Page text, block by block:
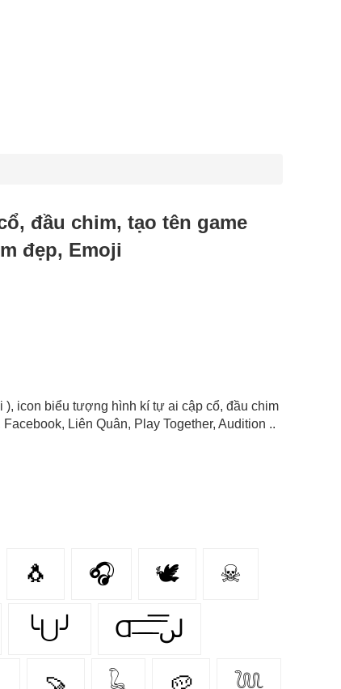
đầu chim, tạo tên game
đẹp, Emoji
icon biểu tượng hình kí tự ai cập cổ, đầu chim
Liên Quân, Play Together, Audition ..
🐧 🎧 🕊️ ☠
╰⋃╯ Ɑ͞ ̶͞ ̶͞ ̶͞ لں͞